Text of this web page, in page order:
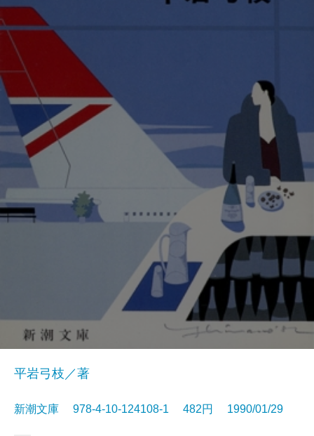
平岩弓枝／著
新潮文庫 978-4-10-124108-1 482円 1990/01/29